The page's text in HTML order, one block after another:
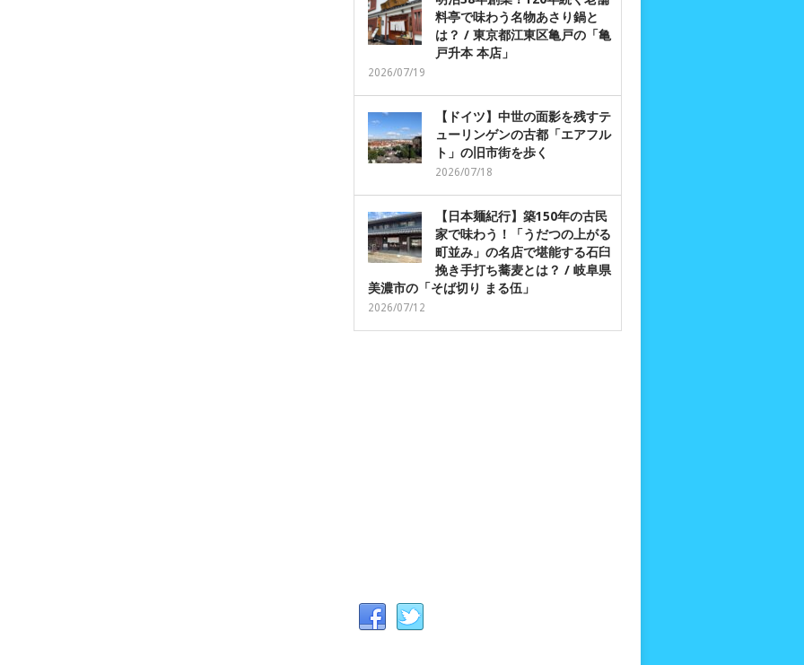
料亭で味わう名物あさり鍋と
は？ / 東京都江東区亀戸の「亀
戸升本 本店」
2026/07/19
【ドイツ】中世の面影を残すテ
ューリンゲンの古都「エアフル
ト」の旧市街を歩く
2026/07/18
【日本麺紀行】築150年の古民
家で味わう！「うだつの上がる
町並み」の名店で堪能する石臼
挽き手打ち蕎麦とは？ / 岐阜県
美濃市の「そば切り まる伍」
2026/07/12